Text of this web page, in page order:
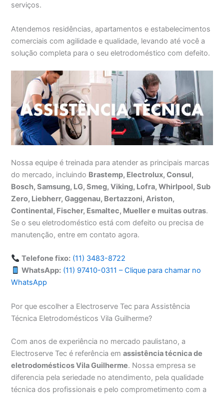
serviços.
Atendemos residências, apartamentos e estabelecimentos
comerciais com agilidade e qualidade, levando até você a
solução completa para o seu eletrodoméstico com defeito.
Nossa equipe é treinada para atender as principais marcas
do mercado, incluindo Brastemp, Electrolux, Consul,
Bosch, Samsung, LG, Smeg, Viking, Lofra, Whirlpool, Sub
Zero, Liebherr, Gaggenau, Bertazzoni, Ariston,
Continental, Fischer, Esmaltec, Mueller e muitas outras.
Se o seu eletrodoméstico está com defeito ou precisa de
manutenção, entre em contato agora.
Telefone fixo: (11) 3483-8722
WhatsApp: (11) 97410-0311 – Clique para chamar no
WhatsApp
Por que escolher a Electroserve Tec para Assistência
Técnica Eletrodomésticos Vila Guilherme?
Com anos de experiência no mercado paulistano, a
Electroserve Tec é referência emassistência técnica de
eletrodomésticos Vila Guilherme. Nossa empresa se
diferencia pela seriedade no atendimento, pela qualidade
técnica dos profissionais e pelo comprometimento com a